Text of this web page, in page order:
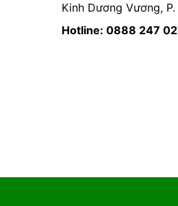
Kinh Dương Vương, P.
Hotline: 0888 247